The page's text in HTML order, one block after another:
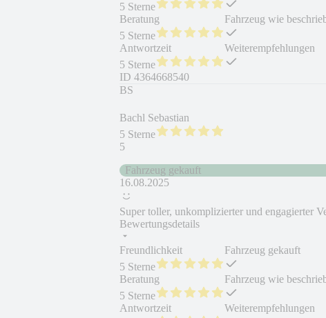
5 Sterne
Beratung
5 Sterne
Antwortzeit
5 Sterne
Fahrzeug wie
Weiterempfehlungen
ID 4364668540
BS
Bachl Sebastian
5 Sterne
5
Fahrzeug gekauft
16.08.2025
Super toller, unkomplizierter und engagierter
Bewertungsdetails
Freundlichkeit
5 Sterne
Beratung
5 Sterne
Antwortzeit
Fahrzeug gekauft
Fahrzeug wie
Weiterempfehlungen